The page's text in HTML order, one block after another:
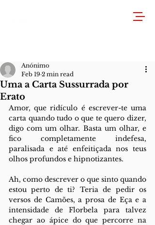
Uma a Carta Sussurrada por
Erato
Anónimo
Feb 19 2 min read
Amor, que ridículo é escrever-te uma
carta quando tudo o que te quero dizer,
digo com um olhar. Basta um olhar, e
fico completamente indefesa,
paralisada e até enfeitiçada nos teus
olhos profundos e hipnotizantes.
Ah, como descrever o que sinto quando
estou perto de ti? Teria de pedir os
versos de Camões, a prosa de Eça e a
intensidade de Florbela para talvez
chegar ao ápice do que percorre na